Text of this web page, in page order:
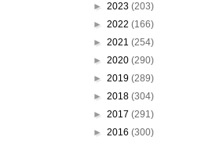
► 2023 (203)
► 2022 (166)
► 2021 (254)
► 2020 (290)
► 2019 (289)
► 2018 (304)
► 2017 (291)
► 2016 (300)